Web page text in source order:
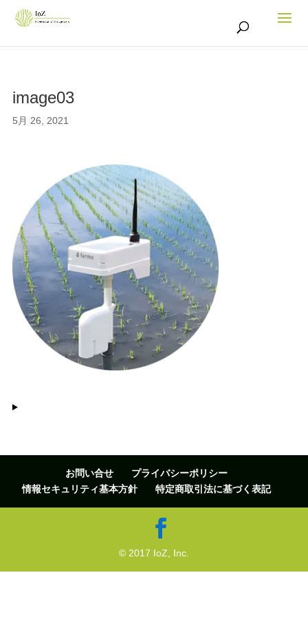
image03
5月 26, 2021
お問い合せ
プライバシーポリシー
情報セキュリティ基本方針
特定商取引法に基づく表記
© 2017 IoZ, Inc.